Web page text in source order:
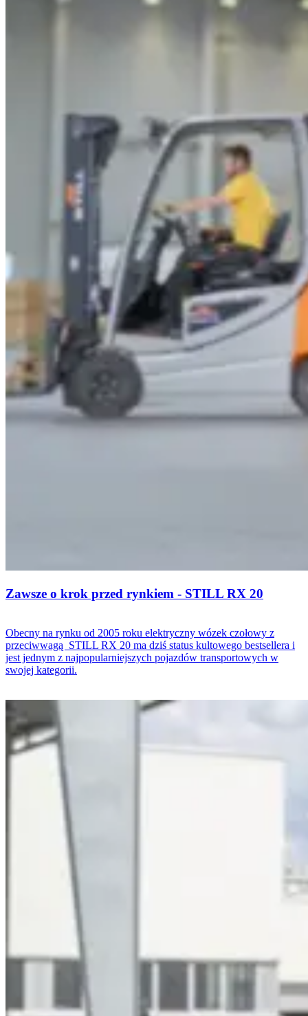
Zawsze o krok przed rynkiem - STILL RX 20
Obecny na rynku od 2005 roku elektryczny wózek czołowy z
przeciwwagą STILL RX 20 ma dziś status kultowego bestsellera i
jest jednym z najpopularniejszych pojazdów transportowych w
swojej kategorii.